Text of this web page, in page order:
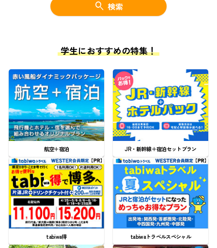
検索
学生におすすめの特集！
航空＋宿泊 JR・新幹線＋宿泊セットプラン
tabiwa得 tabiwaトラベルスペシャル